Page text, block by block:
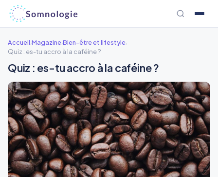
Aller
contenu
Accueil›Magazine›Bien-être et lifestyle›
Quiz : es-tu accro à la caféine ?
Quiz : es-tu accro à la caféine ?